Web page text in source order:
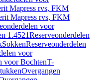
Mapress rvs, FKM
Mapress rvs, FKM
voor
1.4521Reserveonderdelen
SokkenReserveonderdelen
voor
voor BochtenT-
Overgangen